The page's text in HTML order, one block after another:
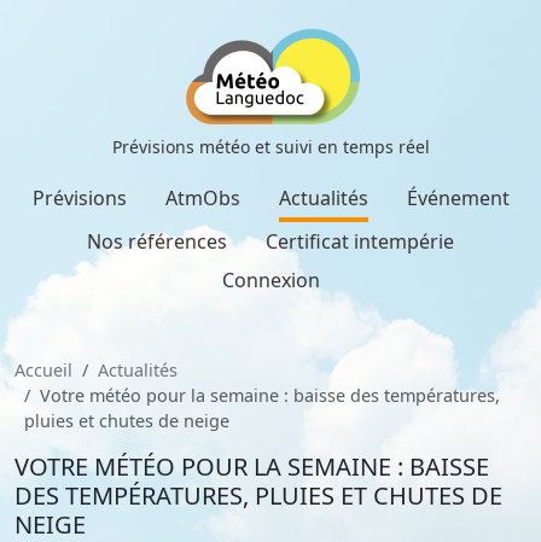
Prévisions météo et suivi en temps réel
Prévisions AtmObs Actualités
Événement
Nos références
Certificat intempérie
Connexion
Accueil
Actualités
Votre météo pour la semaine : baisse des températures,
pluies et chutes de neige
VOTRE MÉTÉO POUR LA SEMAINE : BAISSE
DES TEMPÉRATURES, PLUIES ET CHUTES DE
NEIGE